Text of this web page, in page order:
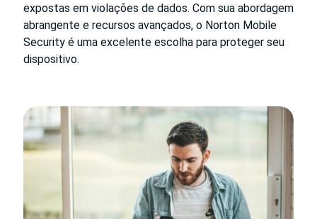
expostas em violações de dados. Com sua abordagem
abrangente e recursos avançados, o Norton Mobile
Security é uma excelente escolha para proteger seu
dispositivo.